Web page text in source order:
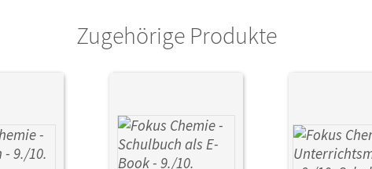
Rehm, Hannes; Peters, Jörn; Malz, Ralf;
Lüttgens, Uwe; Fleischer, Holger; Kronabel,
Zugehörige Produkte